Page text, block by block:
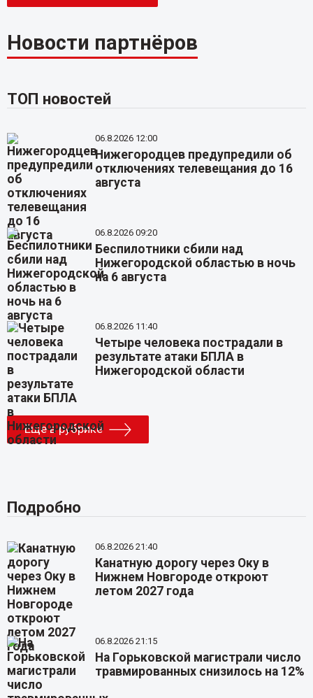
Новости партнёров
ТОП новостей
06.8.2026 12:00
Нижегородцев предупредили об
отключениях телевещания до 16
августа
06.8.2026 09:20
Беспилотники сбили над
Нижегородской областью в ночь
на 6 августа
06.8.2026 11:40
Четыре человека пострадали в
результате атаки БПЛА в
Нижегородской области
Еще в рубрике
Подробно
06.8.2026 21:40
Канатную дорогу через Оку в
Нижнем Новгороде откроют
летом 2027 года
06.8.2026 21:15
На Горьковской магистрали число
травмированных снизилось на 12%